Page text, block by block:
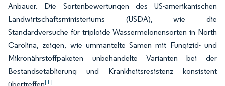
Anbauer. Die Sortenbewertungen des US-amerikanischen
Landwirtschaftsministeriums (USDA), wie die
Standardversuche für triploide Wassermelonensorten in North
Carolina, zeigen, wie ummantelte Samen mit Fungizid- und
Mikronährstoffpaketen unbehandelte Varianten bei der
Bestandsetablierung und Krankheitsresistenz konsistent
übertreffen[1].